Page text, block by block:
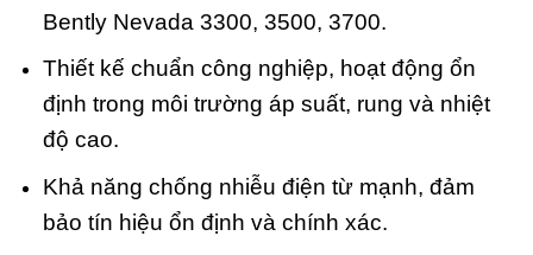
Bently Nevada 3300, 3500, 3700.
Thiết kế chuẩn công nghiệp, hoạt động ổn
định trong môi trường áp suất, rung và nhiệt
độ cao.
Khả năng chống nhiễu điện từ mạnh, đảm
bảo tín hiệu ổn định và chính xác.